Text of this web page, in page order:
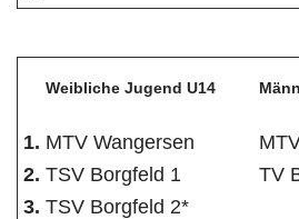
Weibliche Jugend U14
1. MTV Wangersen
2. TSV Borgfeld 1
TV
3. TSV Borgfeld 2*